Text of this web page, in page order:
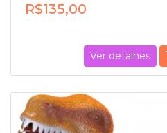
R$135,00
Ver detalhes